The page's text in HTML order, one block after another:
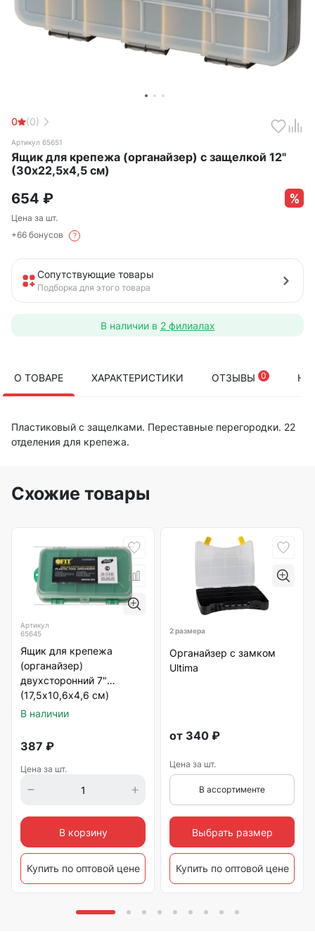
0 (0)
Артикул 65651
Ящик для крепежа (органайзер) с защелкой 12"
(30х22,5х4,5 см)
654 ₽
Цена за шт.
+66 бонусов
?
Сопутствующие товары
Подборка для этого товара
В наличии в 2 филиалах
О ТОВАРЕ ХАРАКТЕРИСТИКИ ОТЗЫВЫ 0
Пластиковый с защелками. Переставные перегородки. 22
отделения для крепежа.
Схожие товары
Артикул
65645
Ящик для крепежа
(органайзер)
двухсторонний 7"
(17,5х10,6х4,6 см)
В наличии
387 ₽
Цена за шт.
В корзину
Купить по оптовой цене
2 размера
Органайзер с замком
Ultima
от 340 ₽
Цена за шт.
В ассортименте
Выбрать размер
Купить по оптовой цене